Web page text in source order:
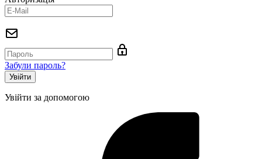
Забули пароль?
Увійти за допомогою